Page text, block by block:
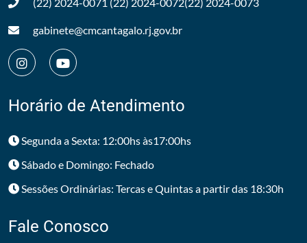
gabinete@cmcantagalo.rj.gov.br
Horário de Atendimento
Segunda a Sexta: 12:00hs às17:00hs
Sábado e Domingo: Fechado
Sessões Ordinárias: Tercas e Quintas a partir das 18:30h
Fale Conosco